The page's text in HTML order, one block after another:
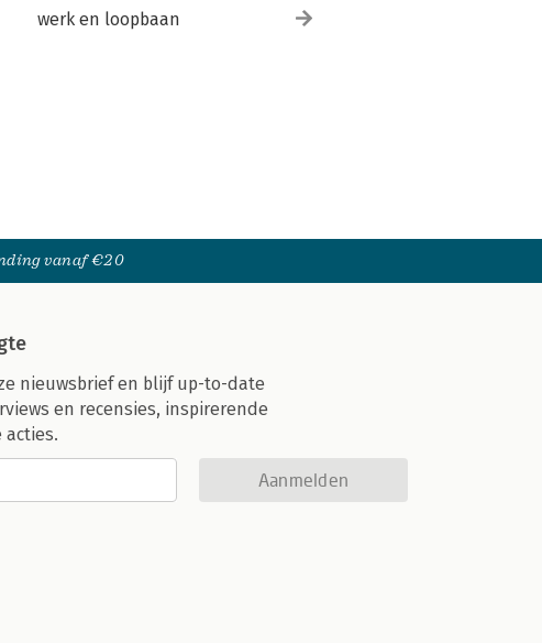
werk en loopbaan
vanaf €20
nieuwsbrief en blijf up-to-date
en recensies, inspirerende
acties.
Aanmelden